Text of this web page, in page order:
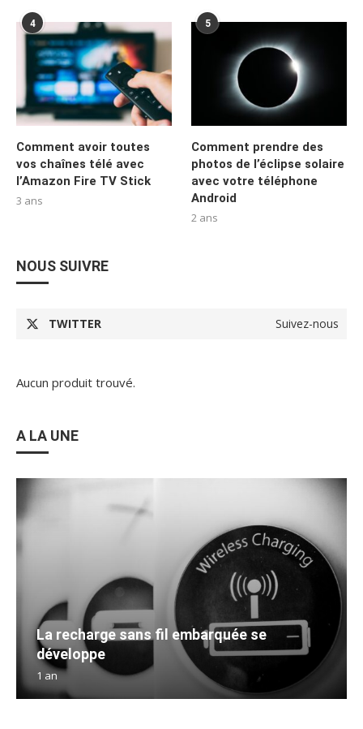
4
Comment avoir toutes
vos chaînes télé avec
l’Amazon Fire TV Stick
3 ans
5
Comment prendre des
photos de l’éclipse solaire
avec votre téléphone
Android
2 ans
NOUS SUIVRE
TWITTER Suivez-nous
Aucun produit trouvé.
A LA UNE
La recharge sans fil embarquée se
développe
1 an